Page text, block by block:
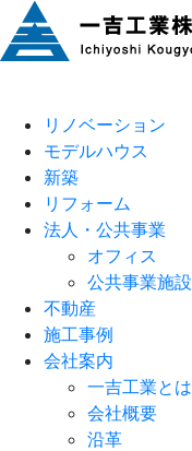
リノベーション
モデルハウス
新築
リフォーム
法人・公共事業
オフィス
公共事業施設
不動産
施工事例
会社案内
一吉工業とは
会社概要
沿革